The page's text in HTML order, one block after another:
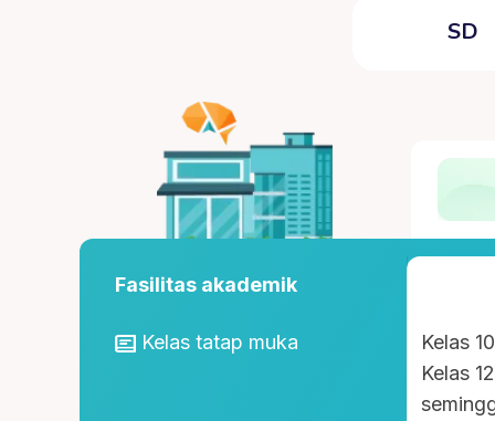
SD
Fasilitas akademik
Kelas tatap muka
Kelas
Kelas